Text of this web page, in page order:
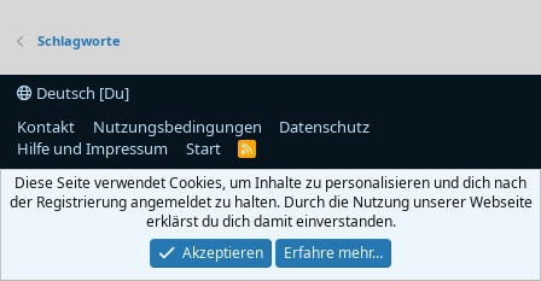
Schlagworte
Deutsch [Du]
Kontakt
Nutzungsbedingungen
Datenschutz
Hilfe und Impressum
Start
R
S
Diese Seite verwendet Cookies, um Inhalte zu personalisieren und dich nach
der Registrierung angemeldet zu halten. Durch die Nutzung unserer Webseite
erklärst du dich damit einverstanden.
Akzeptieren
Erfahre mehr…